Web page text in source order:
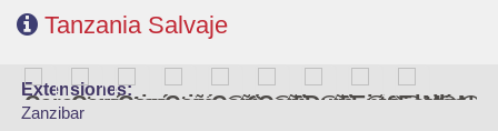
Tanzania Salvaje
extensiones:
Zanzibar